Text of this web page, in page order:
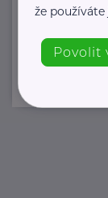
že
Povolit